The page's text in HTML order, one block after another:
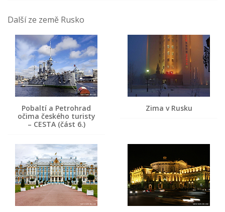
Další ze země Rusko
Pobaltí a Petrohrad
očima českého turisty
– CESTA (část 6.)
Zima v Rusku